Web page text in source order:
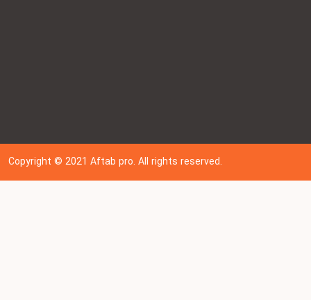
Copyright © 202 1Aftab pro. All rights reserved.